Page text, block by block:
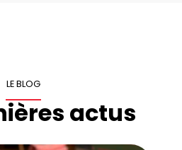
LE BLOG
actus